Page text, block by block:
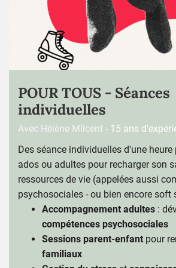
POUR TOUS - Séances
individuelles
Avec Hélène Milcent - 15 ans
Des séance individuelles d'une
ados ou adultes pour recharger son
ressources de vie (appelées aussi
psychosociales - ou bien encore soft
Accompagnement adultes :
compétences psychosociales
Sessions parent-enfant pour
familiaux